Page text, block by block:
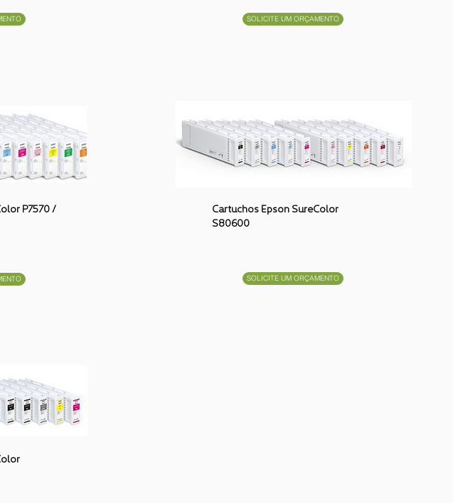
SOLICITE UM ORÇAMENTO
P7570 /
Cartuchos Epson SureColor
S80600
SOLICITE UM ORÇAMENTO